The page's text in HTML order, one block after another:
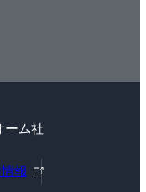
ーム社
報
外
部